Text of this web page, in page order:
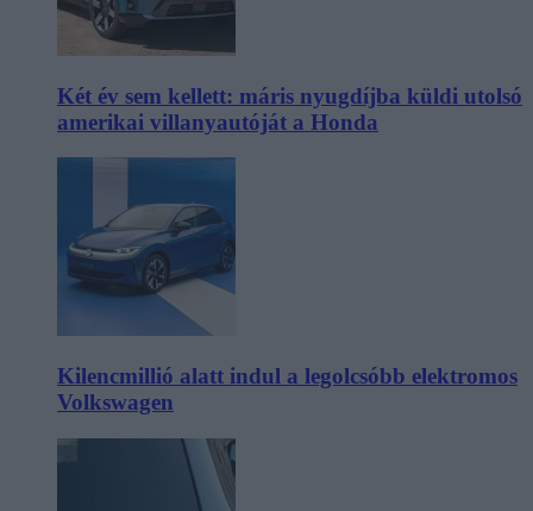
Két év sem kellett: máris nyugdíjba küldi utolsó
amerikai villanyautóját a Honda
Kilencmillió alatt indul a legolcsóbb elektromos
Volkswagen